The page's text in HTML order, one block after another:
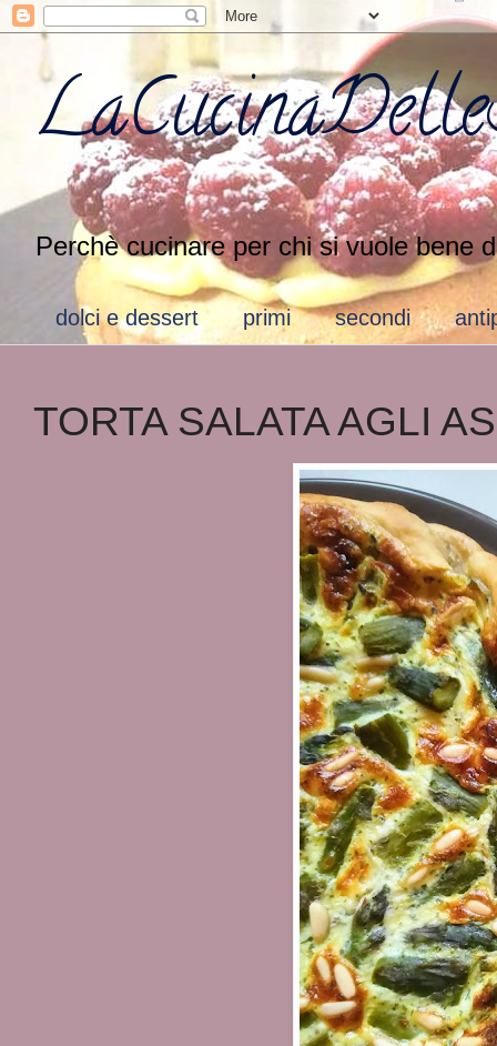
Perchè cucinare per chi si vuole bene
dolci e dessert primi secondi
TORTA SALATA AGLI